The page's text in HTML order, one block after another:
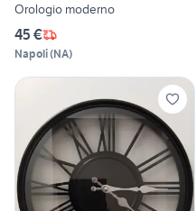
Orologio moderno
45 €
Napoli(NA)